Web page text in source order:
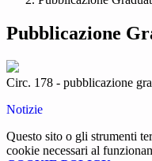
Pubblicazione
Circ. 178 - pubblicazione
Notizie
Questo sito o gli strumenti
cookie necessari al